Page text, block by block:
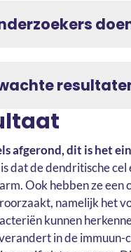
afgerond, dit is het
dat de dendritische
Ook hebben ze
namelijk het
kunnen
in de